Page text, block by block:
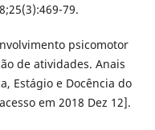
79.
psicomotor
de atividades. Anais
Estágio e Docência do
em 2018 Dez 12].